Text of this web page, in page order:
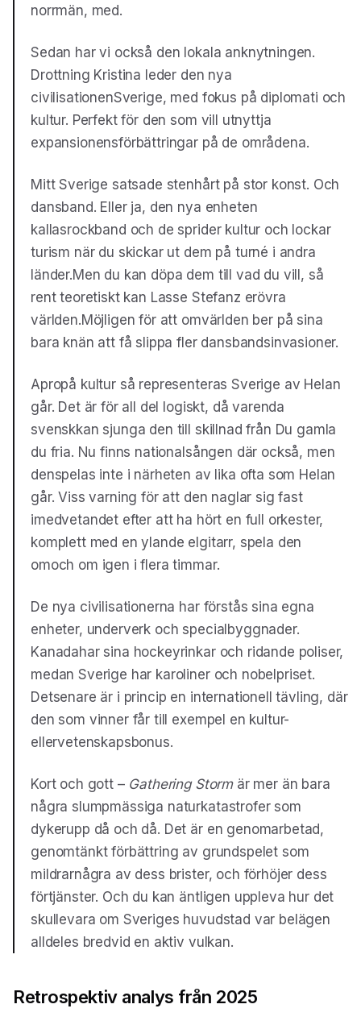
norrmän, med.
Sedan har vi också den lokala anknytningen.
Drottning Kristina leder den nya
civilisationenSverige, med fokus på diplomati och
kultur. Perfekt för den som vill utnyttja
expansionensförbättringar på de områdena.
Mitt Sverige satsade stenhårt på stor konst. Och
dansband. Eller ja, den nya enheten
kallasrockband och de sprider kultur och lockar
turism när du skickar ut dem på turné i andra
länder.Men du kan döpa dem till vad du vill, så
rent teoretiskt kan Lasse Stefanz erövra
världen.Möjligen för att omvärlden ber på sina
bara knän att få slippa fler dansbandsinvasioner.
Apropå kultur så representeras Sverige av Helan
går. Det är för all del logiskt, då varenda
svenskkan sjunga den till skillnad från Du gamla
du fria. Nu finns nationalsången där också, men
denspelas inte i närheten av lika ofta som Helan
går. Viss varning för att den naglar sig fast
imedvetandet efter att ha hört en full orkester,
komplett med en ylande elgitarr, spela den
omoch om igen i flera timmar.
De nya civilisationerna har förstås sina egna
enheter, underverk och specialbyggnader.
Kanadahar sina hockeyrinkar och ridande poliser,
medan Sverige har karoliner och nobelpriset.
Detsenare är i princip en internationell tävling, där
den som vinner får till exempel en kultur-
ellervetenskapsbonus.
Kort och gott – Gathering Storm är mer än bara
några slumpmässiga naturkatastrofer som
dykerupp då och då. Det är en genomarbetad,
genomtänkt förbättring av grundspelet som
mildrarnågra av dess brister, och förhöjer dess
förtjänster. Och du kan äntligen uppleva hur det
skullevara om Sveriges huvudstad var belägen
alldeles bredvid en aktiv vulkan.
Retrospektiv analys från 2025